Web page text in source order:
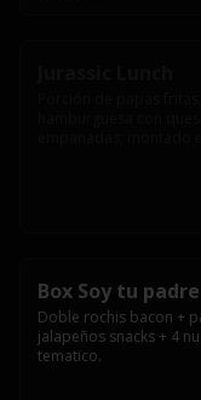
Box Soy tu padre
Doble rochis bacon +
jalapeños snacks + 4
tematico.